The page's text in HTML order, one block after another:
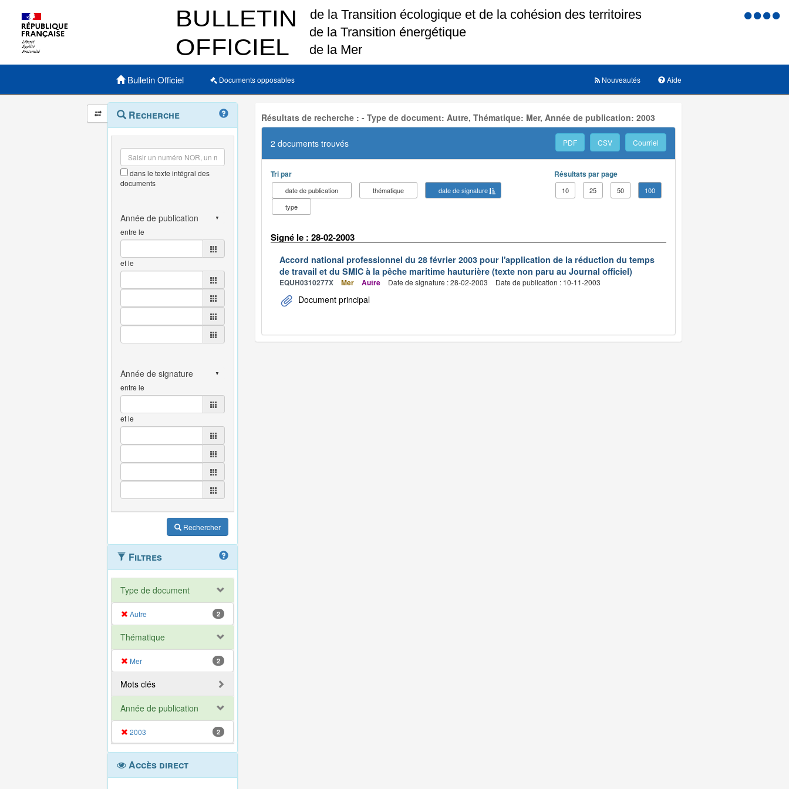
Menu
Menu principal
Bulletin Officiel Documents opposables Aide
Nouveautés
Navigation
et
outils
annexes
Menu
contextuel
Recherche
dans le texte intégral des
documents
entre le
et le
entre le
et le
Rechercher
Filtres
Type de document
Autre 2
Thématique
Mer 2
Mots clés
Année de publication
2003 2
Accès direct
Résultats de recherche : - Type de document: Autre, Thématique: Mer, Année de publication: 2003
2 documents trouvés PDF CSV Courriel
Tri par
date de publication thématique
date de signature
type
Résultats par page
10 25 50 100
Signé le : 28-02-2003
Accord national professionnel du 28 février 2003 pour l'application de la réduction du temps
de travail et du SMIC à la pêche maritime hauturière (texte non paru au Journal officiel)
EQUH0310277X Mer Autre Date de signature : 28-02-2003 Date de publication : 10-11-2003
Document principal